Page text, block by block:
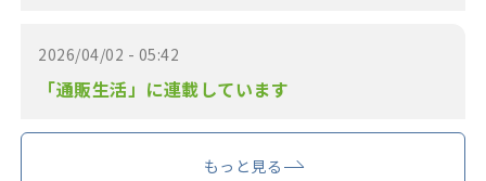
2026/04/02 - 05:42
「通販生活」に連載しています
もっと見る